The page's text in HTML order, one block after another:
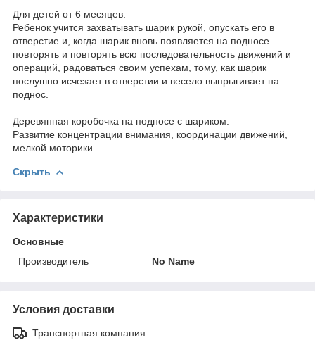
Для детей от 6 месяцев.
Ребенок учится захватывать шарик рукой, опускать его в
отверстие и, когда шарик вновь появляется на подносе –
повторять и повторять всю последовательность движений и
операций, радоваться своим успехам, тому, как шарик
послушно исчезает в отверстии и весело выпрыгивает на
поднос.
Деревянная коробочка на подносе с шариком.
Развитие концентрации внимания, координации движений,
мелкой моторики.
Скрыть
Характеристики
Основные
Производитель
No Name
Условия доставки
Транспортная компания